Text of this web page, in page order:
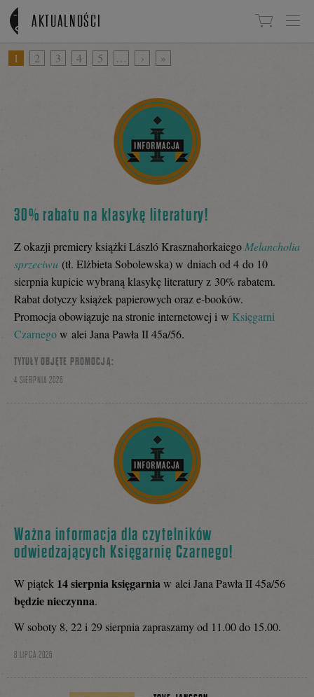
Linki do przejścia
AKTUALNOŚCI
1 2 3 4 5 … › »
30% rabatu na klasykę literatury!
Z okazji premiery książki László Krasznahorkaiego Melancholia
sprzeciwu (tł. Elżbieta Sobolewska) w dniach od 4 do 10
sierpnia kupicie wybraną klasykę literatury z 30% rabatem.
Rabat dotyczy książek papierowych oraz e-booków.
Promocja obowiązuje na stronie internetowej i w Księgarni
Czarnegow alei Jana Pawła II 45a/56.
TYTUŁY OBJĘTE PROMOCJĄ:
4 SIERPNIA 2026
Ważna informacja dla czytelników
odwiedzających Księgarnię Czarnego!
W piątek 14 sierpniaksięgarniaw alei Jana Pawła II 45a/56
będzie nieczynna.
W soboty 8, 22 i 29 sierpnia zapraszamy od 11.00 do 15.00.
8 LIPCA 2026